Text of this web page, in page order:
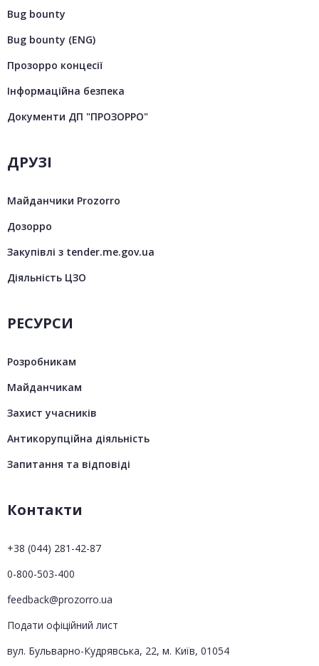
Bug bounty
Bug bounty (ENG)
Прозорро концесії
Інформаційна безпека
Документи ДП "ПРОЗОРРО"
ДРУЗІ
Майданчики Prozorro
Дозорро
Закупівлі з tender.me.gov.ua
Діяльність ЦЗО
РЕСУРСИ
Розробникам
Майданчикам
Захист учасників
Антикорупційна діяльність
Запитання та відповіді
Контакти
+38 (044) 281-42-87
0-800-503-400
feedback@prozorro.ua
Подати офіційний лист
вул. Бульварно-Кудрявська, 22, м. Київ, 01054